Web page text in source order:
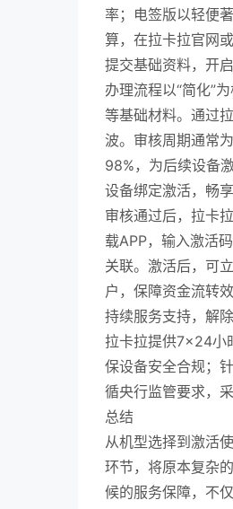
率；电签版以轻便
算，在拉卡拉官网
提交基础资料，开
办理流程以“简化”
等基础材料。通过
波。审核周期通常
98%，为后续设备
设备绑定激活，畅
审核通过后，拉卡
载APP，输入激活
关联。激活后，可
户，保障资金流转效
持续服务支持，解
拉卡拉提供7×24小
保设备安全合规；
循央行监管要求，
总结
从机型选择到激活
环节，将原本复杂
候的服务保障，不